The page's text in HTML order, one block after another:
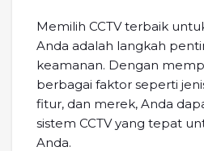
Memilih CCTV terbaik
Anda adalah langkah
keamanan. Dengan
berbagai faktor seperti
fitur, dan merek, Anda
sistem CCTV yang tepat
Anda.